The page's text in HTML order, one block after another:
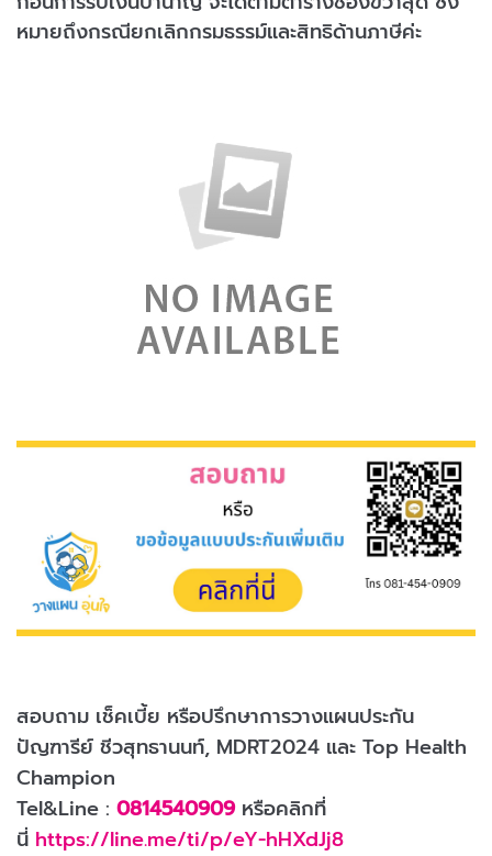
หมายถึงกรณียกเลิกกรมธรรม์และสิทธิด้านภาษีค่ะ
สอบถาม เช็คเบี้ย หรือปรึกษาการวางแผนประกัน
ปัญฑารีย์ ชีวสุทธานนท์, MDRT2024 และ Top Health
Champion
Tel&Line : 0814540909 หรือคลิกที่
นี่ https://line.me/ti/p/eY-hHXdJj8